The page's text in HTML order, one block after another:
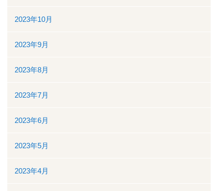
2023年10月
2023年9月
2023年8月
2023年7月
2023年6月
2023年5月
2023年4月